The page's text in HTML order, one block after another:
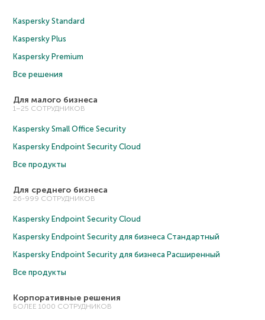
Kaspersky Standard
Kaspersky Plus
Kaspersky Premium
Все решения
Для малого бизнеса
1–25 СОТРУДНИКОВ
Kaspersky Small Office Security
Kaspersky Endpoint Security Cloud
Все продукты
Для среднего бизнеса
26-999 СОТРУДНИКОВ
Kaspersky Endpoint Security Cloud
Kaspersky Endpoint Security для бизнеса Cтандартный
Kaspersky Endpoint Security для бизнеса Расширенный
Все продукты
Корпоративные решения
БОЛЕЕ 1000 СОТРУДНИКОВ